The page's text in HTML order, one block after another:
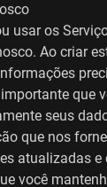
usar os
Ao criar
que
seus
que nos
atualizadas e
você